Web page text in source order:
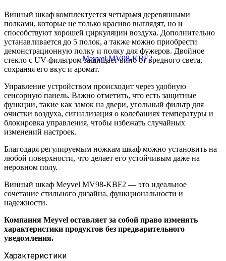
Винный шкаф комплектуется четырьмя деревянными
полками, которые не только красиво выглядят, но и
способствуют хорошей циркуляции воздуха. Дополнительно
устанавливается до 5 полок, а также можно приобрести
демонстрационную полку и полку для фужеров. Двойное
стекло с UV-фильтром защищает вино от вредного света,
сохраняя его вкус и аромат.
Управление устройством происходит через удобную
сенсорную панель. Важно отметить, что есть защитные
функции, такие как замок на двери, угольный фильтр для
очистки воздуха, сигнализация о колебаниях температуры и
блокировка управления, чтобы избежать случайных
изменений настроек.
Благодаря регулируемым ножкам шкаф можно установить на
любой поверхности, что делает его устойчивым даже на
неровном полу.
Винный шкаф Meyvel MV98-KBF2 — это идеальное
сочетание стильного дизайна, функциональности и
надежности.
Компания Meyvel оставляет за собой право изменять
характеристики продуктов без предварительного
уведомления.
Характеристики